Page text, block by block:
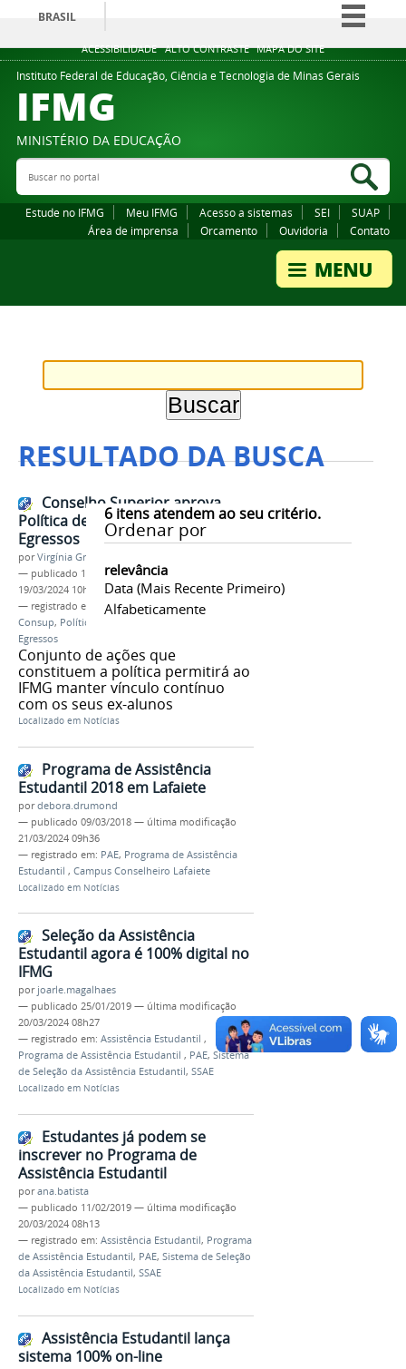
ACESSIBILIDADE ALTO CONTRASTE MAPA DO SITE
BRASIL
Simplifique!
Comunica BR
Legislação
Instituto Federal de Educação, Ciência e Tecnologia de Minas Gerais
IFMG
MINISTÉRIO DA EDUCAÇÃO
Buscar no portal
Estude no IFMG Meu IFMG Acesso a sistemas SEI
SUAP
Área de imprensa
Orcamento Ouvidoria Contato
RESULTADO DA BUSCA
6itens atendem ao seu critério.
Ordenar por
relevância
Data (mais Recente Primeiro)
Alfabeticamente
Conselho Superior aprova
Política de Acompanhamento de
Egressos
porVirgínia Graziela Fonseca Barbosa
— publicado 17/05/2019—última modificação
19/03/2024 10h55
— registrado em:
PAE,Conselho Superior
Consup, Política de Acompanhamento de
Egressos
Conjunto de ações que
constituem a política permitirá ao
IFMG manter vínculo contínuo
com os seus ex-alunos
Localizado em Notícias
Programa de Assistência
Estudantil 2018 em Lafaiete
pordebora.drumond
— publicado 09/03/2018 — última modificação
21/03/2024 09h36
— registrado em: PAE, Programa de Assistência
Estudantil , Campus Conselheiro Lafaiete
Localizado em Notícias
Seleção da Assistência
Estudantil agora é 100% digital no
IFMG
por joarle.magalhaes
— publicado 25/01/2019 — última modificação
20/03/2024 08h27
— registrado em: Assistência Estudantil ,
Programa de Assistência Estudantil , PAE, Sistema
de Seleção da Assistência Estudantil, SSAE
Localizado em Notícias
Estudantes já podem se
inscrever no Programa de
Assistência Estudantil
porana.batista
— publicado 11/02/2019 — última modificação
20/03/2024 08h13
— registrado em: Assistência Estudantil, Programa
de Assistência Estudantil, PAE, Sistema de Seleção
da Assistência Estudantil, SSAE
Localizado em Notícias
Assistência Estudantil lança
sistema 100% on-line